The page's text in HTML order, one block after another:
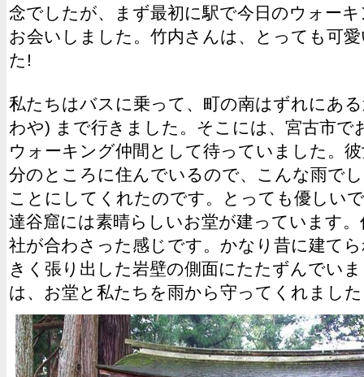
念でしたが、まず最初に駅で今日のウォー
お会いしました。竹内さんは、とっても可
た!
私たちはバスに乗って、町の南はずれにあ
わや) まで行きました。そこには、宮古市で
ウォーキング仲間として待っていました。
分のところに住んでいるので、こんな雨で
ことにしてくれたのです。とっても優しい
達谷窟には素晴らしいお堂が建っています
社が合わさった感じです。かなり昔に建て
きく張り出した岩壁の側面にたたずんでい
は、お堂と私たちを雨から守ってくれまし